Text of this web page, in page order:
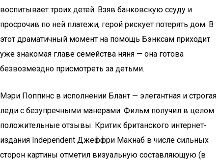
воспитывает троих детей. Взяв банковскую ссуду и
просрочив по ней платежи, герой рискует потерять дом. В
этот драматичный момент на помощь Бэнксам приходит
уже знакомая главе семейства няня — она готова
безвозмездно присмотреть за детьми.
Мэри Поппинс в исполнении Блант — элегантная и строгая
леди с безупречными манерами. Фильм получил в целом
положительные отзывы. Критик британского интернет-
издания Inde­pen­dent Джеффри Макнаб в числе сильных
сторон картины отметил визуальную составляющую (в